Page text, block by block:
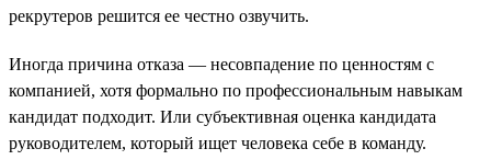
рекрутеров решится ее честно озвучить.
Иногда причина отказа — несовпадение по ценностям с
компанией, хотя формально по профессиональным навыкам
кандидат подходит. Или субъективная оценка кандидата
руководителем, который ищет человека себе в команду.